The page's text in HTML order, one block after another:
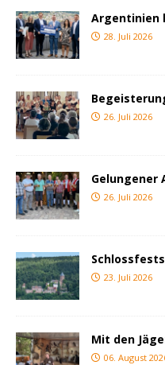
Argentinien
28. Juli 2026
26. Juli 2026
26. Juli 2026
23. Juli 2026
Mit den
06. August